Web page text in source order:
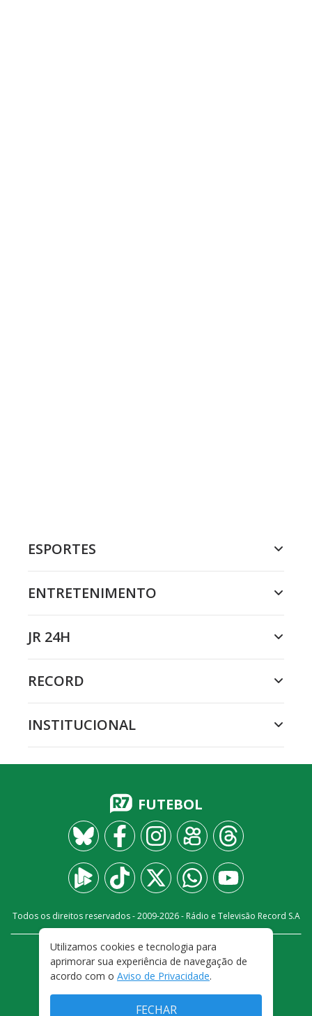
ESPORTES
ENTRETENIMENTO
JR 24H
RECORD
INSTITUCIONAL
FUTEBOL
Todos os direitos reservados - 2009-2026- Rádio e Televisão Record S.A
FALE CONOSCO
PRIVACIDADE
TERMOS E CONDIÇÕES DE USO
Utilizamos cookies e tecnologia para
aprimorar sua experiência de navegação de
acordo com o Aviso de Privacidade.
FECHAR